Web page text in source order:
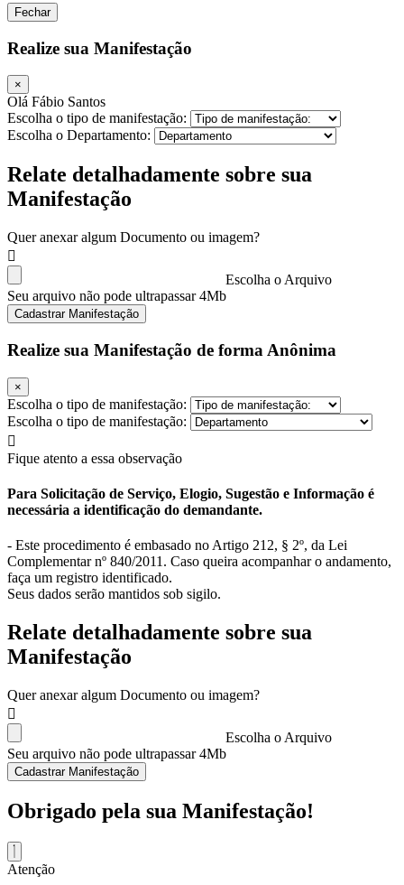
Fechar
Realize sua Manifestação
×
Olá Fábio Santos
Escolha o tipo de manifestação:
Escolha o Departamento:
Relate detalhadamente sobre sua
Manifestação
Quer anexar algum Documento ou imagem?
Escolha o Arquivo
Seu arquivo não pode ultrapassar 4Mb
Cadastrar Manifestação
Realize sua Manifestação de forma Anônima
×
Escolha o tipo de manifestação:
Escolha o tipo de manifestação:
Fique atento a essa observação
Para Solicitação de Serviço, Elogio, Sugestão e Informação é
necessária a identificação do demandante.
- Este procedimento é embasado no Artigo 212, § 2º, da Lei
Complementar nº 840/2011. Caso queira acompanhar o andamento,
faça um registro identificado.
Seus dados serão mantidos sob sigilo.
Relate detalhadamente sobre sua
Manifestação
Quer anexar algum Documento ou imagem?
Escolha o Arquivo
Seu arquivo não pode ultrapassar 4Mb
Cadastrar Manifestação
Obrigado pela sua Manifestação!
Atenção